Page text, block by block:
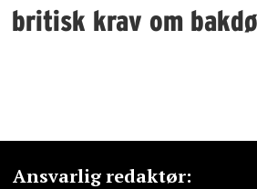
britisk krav om
Ansvarlig redaktør: